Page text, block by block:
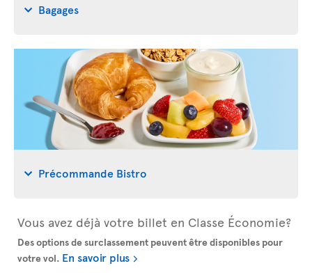
Bagages
Précommande Bistro
Vous avez déjà votre billet en Classe Économie?
Des options de surclassement peuvent être disponibles pour
votre vol. En savoir plus